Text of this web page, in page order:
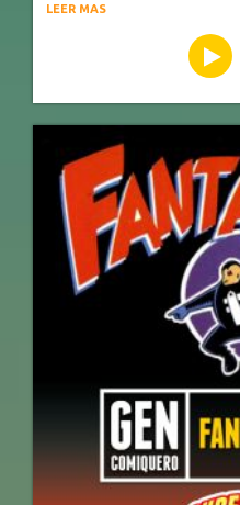
LEER MAS